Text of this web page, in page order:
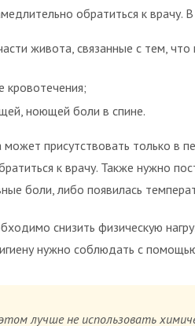
обратиться к врачу.
живота, связанные с тем,
кровотечения;
ноющей боли в спине.
присутствовать только в
к врачу. Также нужно
боли, либо появилась
снизить физическую
нужно соблюдать с
лучше не использовать